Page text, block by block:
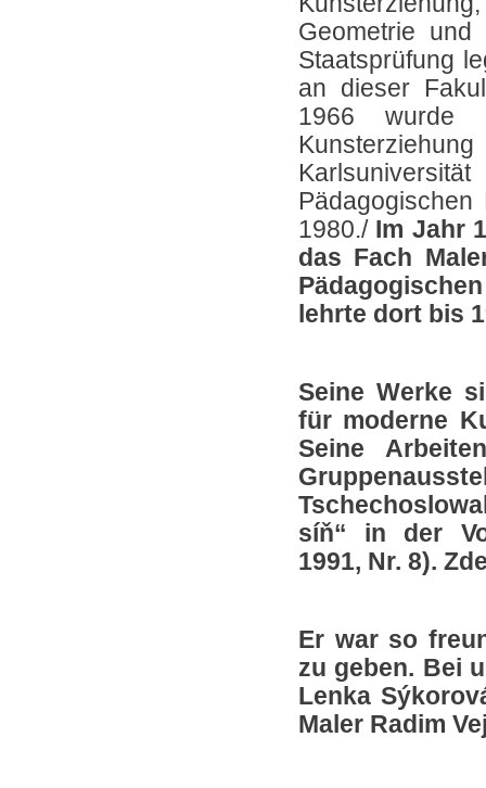
Geometrie und
Staatsprüfung
an dieser
1966 wurde
1980./ Im Jahr
das Fach
lehrte dort bis
Seine Werke
für moderne
Seine
síň“ in der
1991, Nr. 8).
Er war so
zu geben. Bei
Lenka
Maler Radim